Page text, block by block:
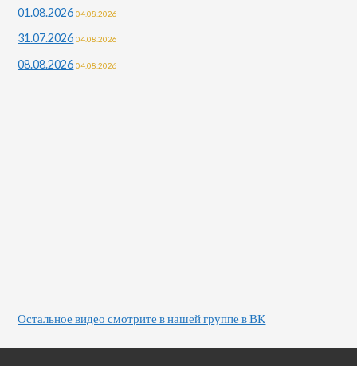
01.08.2026 04.08.2026
31.07.2026 04.08.2026
08.08.2026 04.08.2026
Остальное видео смотрите в нашей группе в ВК